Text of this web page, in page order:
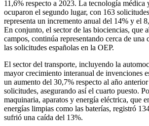
11,6% respecto a 2023. La tecnología médica
ocuparon el segundo lugar, con 163
representa un incremento anual del 14% y el
En conjunto, el sector de las biociencias, que
campos, continúa representando cerca de una
las solicitudes españolas en la OEP.
El sector del transporte, incluyendo la
mayor crecimiento interanual de invenciones
un aumento del 30,7% respecto al año
solicitudes, asegurando así el cuarto puesto.
maquinaria, aparatos y energía eléctrica, que
energías limpias como las baterías, registró
sufrió una caída del 13%.